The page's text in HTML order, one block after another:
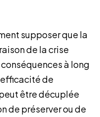
supposer que la
de la crise
à long
de
être décuplée
de préserver ou de